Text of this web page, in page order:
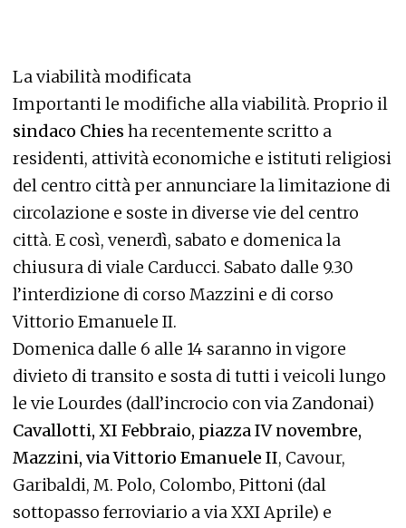
La viabilità modificata
Importanti le modifiche alla viabilità. Proprio il
sindaco Chies ha recentemente scritto a
residenti, attività economiche e istituti religiosi
del centro città per annunciare la limitazione di
circolazione e soste in diverse vie del centro
città. E così, venerdì, sabato e domenica la
chiusura di viale Carducci. Sabato dalle 9.30
l’interdizione di corso Mazzini e di corso
Vittorio Emanuele II.
Domenica dalle 6 alle 14 saranno in vigore
divieto di transito e sosta di tutti i veicoli lungo
le vie Lourdes (dall’incrocio con via Zandonai)
Cavallotti, XI Febbraio, piazza IV novembre,
Mazzini, via Vittorio Emanuele II, Cavour,
Garibaldi, M. Polo, Colombo, Pittoni (dal
sottopasso ferroviario a via XXI Aprile) e